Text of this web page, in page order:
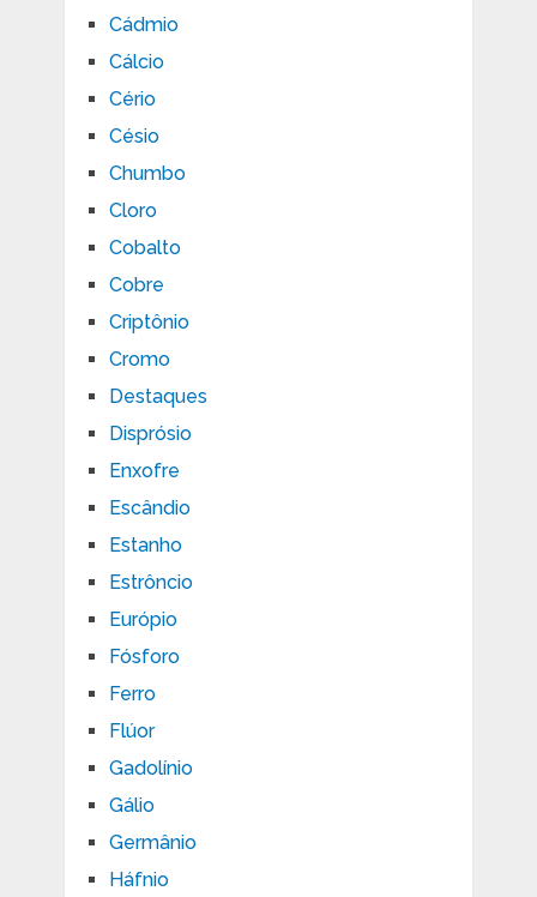
Cádmio
Cálcio
Cério
Césio
Chumbo
Cloro
Cobalto
Cobre
Criptônio
Cromo
Destaques
Disprósio
Enxofre
Escândio
Estanho
Estrôncio
Európio
Fósforo
Ferro
Flúor
Gadolínio
Gálio
Germânio
Háfnio